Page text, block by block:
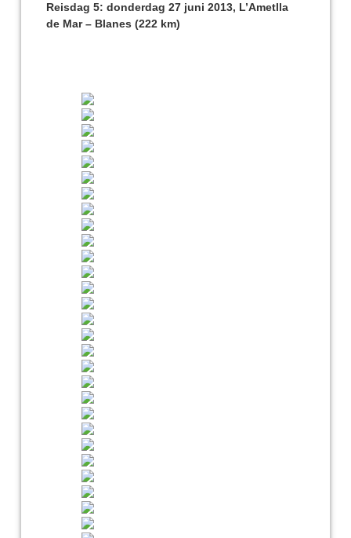
Reisdag 5: donderdag 27 juni 2013, L’Ametlla
de Mar – Blanes (222 km)